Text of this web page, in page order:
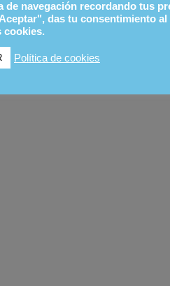
de navegación recordando tus
das tu consentimiento al
cookies.
Política de cookies